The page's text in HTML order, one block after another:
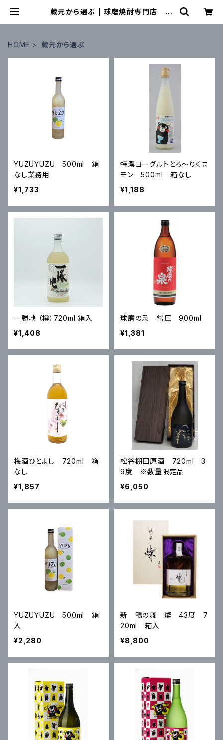
蔵元から選ぶ | 球磨焼酎専門店 一
HOME 蔵元から選ぶ
YUZUYUZU 500ml 箱
なし業務用
¥1,733
特濃ヨーグルトとろ〜りくま
モン 500ml 箱なし
¥1,188
一勝地 （樽）720ml 箱入
¥1,408
球磨の泉 常圧 900ml
¥1,381
梅酒ひとよし 720ml 箱
なし
¥1,857
松谷棚田原酒 720ml 3
9度 ※数量限定品
¥6,050
YUZUYUZU 500ml 箱
入
¥2,280
新 鴨の舞 燦 43度 7
20ml 箱入
¥8,800